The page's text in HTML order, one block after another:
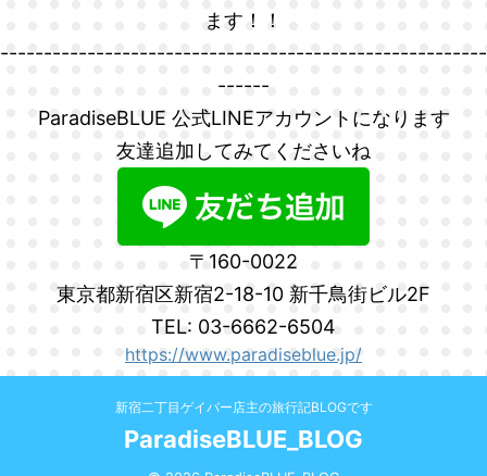
ます！！
--------------------------------------------------------
------
ParadiseBLUE 公式LINEアカウントになります
友達追加してみてくださいね
〒160-0022
東京都新宿区新宿2-18-10 新千鳥街ビル2F
TEL: 03-6662-6504
https://www.paradiseblue.jp/
新宿二丁目ゲイバー店主の旅行記BLOGです
ParadiseBLUE_BLOG